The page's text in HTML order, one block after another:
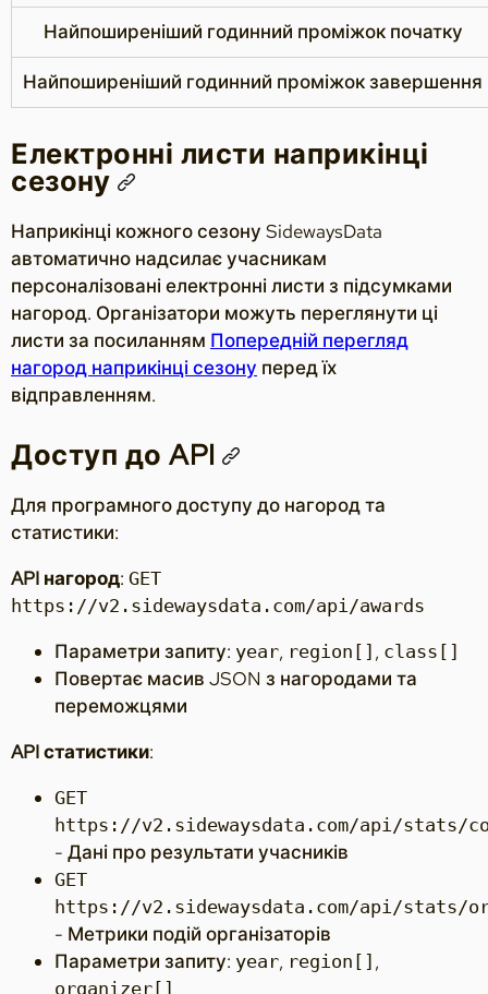
Найпоширеніший годинний проміжок початку
Найпоширеніший годинний проміжок завершення
Електронні листи наприкінці
сезону
Наприкінці кожного сезону SidewaysData
автоматично надсилає учасникам
персоналізовані електронні листи з підсумками
нагород. Організатори можуть переглянути ці
листи за посиланням Попередній перегляд
нагород наприкінці сезону перед їх
відправленням.
Доступ до API
Для програмного доступу до нагород та
статистики:
API нагород: GET
https://v2.sidewaysdata.com/api/awards
Параметри запиту: year, region[] , class[]
Повертає масив JSON з нагородами та
переможцями
API статистики:
GET
https://v2.sidewaysdata.com/api/stats/
- Дані про результати учасників
GET
https://v2.sidewaysdata.com/api/stats/
- Метрики подій організаторів
Параметри запиту: year, region[] ,
organizer[]